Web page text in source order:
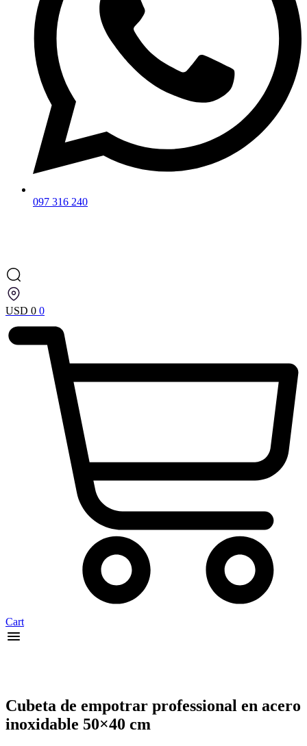
097 316 240
USD 0 0
Cart
Cubeta de empotrar professional en acero
inoxidable 50×40 cm